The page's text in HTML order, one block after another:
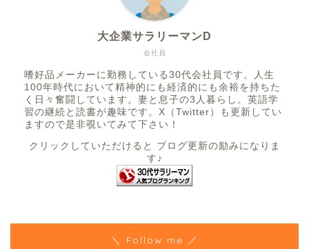
会社員
大企業サラリーマンD
嗜好品メーカーに勤務している30代会社員です。人生
100年時代において精神的にも経済的にも余裕を持ちた
く日々奮闘しています。妻と息子の3人暮らし。英語学
習の継続と読書が趣味です。X（Twitter）も更新してい
ますので是非覗いてみて下さい！
クリックしていただけると ブログ更新の励みになりま
す♪
＼ Follow me ／